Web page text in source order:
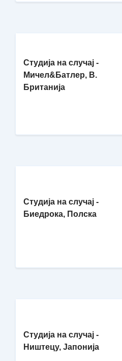
Студија на случај -
Мичел&Батлер, В.
Британија
Студија на случај -
Биедрока, Полска
Студија на случај -
Ништецу, Јапонија